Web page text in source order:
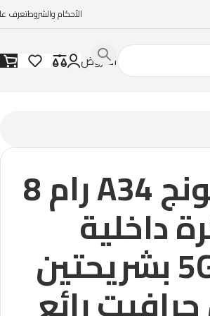
الأحكام والشروطتعرف
العروض
جوال سامسونج A34 رام 8
داخلية
‏256جيجا – 5G بشريحتين